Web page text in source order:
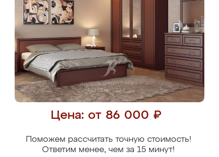
Цена: от 86 000 ₽
Поможем рассчитать точную стоимость!
Ответим менее, чем за 15 минут!